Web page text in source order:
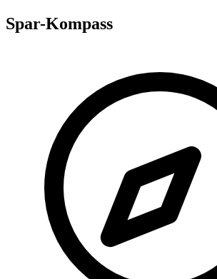
Spar-Kompass